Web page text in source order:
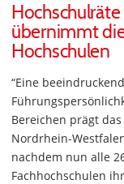
übernimmt
Hochschulen
“Eine
Bereichen prägt
Nordrhein-
nachdem nun alle
Fachhochschulen